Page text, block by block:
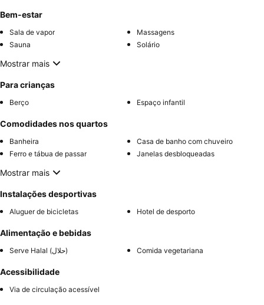
Bem-estar
Sala de vapor
Massagens
Sauna
Solário
Mostrar mais
Para crianças
Berço Espaço infantil
Comodidades nos quartos
Banheira
Casa de banho com chuveiro
Ferro e tábua de passar
Janelas desbloqueadas
Mostrar mais
Instalações desportivas
Aluguer de bicicletas Hotel de desporto
Alimentação e bebidas
Serve Halal (حلال) Comida vegetariana
Acessibilidade
Via de circulação acessível